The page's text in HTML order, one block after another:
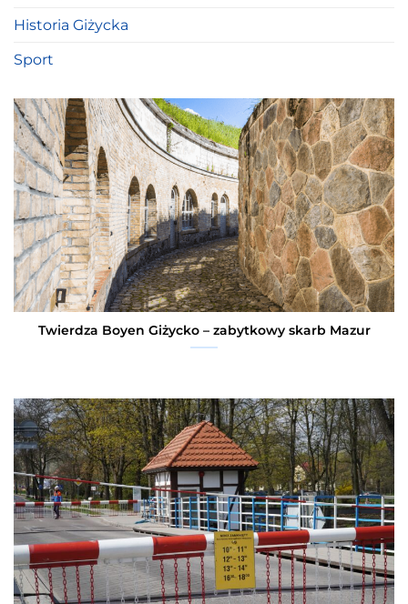
Historia Giżycka
Sport
Twierdza Boyen Giżycko – zabytkowy skarb Mazur